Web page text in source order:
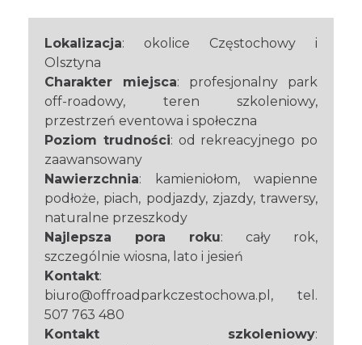
Lokalizacja: okolice Częstochowy i
Olsztyna
Charakter miejsca: profesjonalny park
off-roadowy, teren szkoleniowy,
przestrzeń eventowa i społeczna
Poziom trudności: od rekreacyjnego po
zaawansowany
Nawierzchnia: kamieniołom, wapienne
podłoże, piach, podjazdy, zjazdy, trawersy,
naturalne przeszkody
Najlepsza pora roku: cały rok,
szczególnie wiosna, lato i jesień
Kontakt:
biuro@offroadparkczestochowa.pl, tel.
507 763 480
Kontakt szkoleniowy: